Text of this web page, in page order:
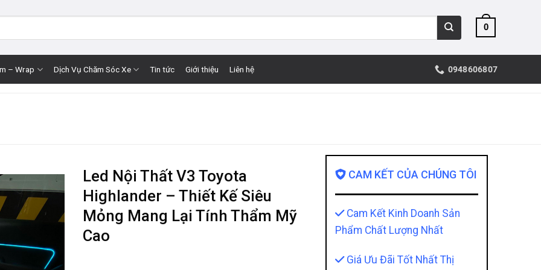
0
– Wrap Dịch Vụ Chăm Sóc Xe Tin tức Giới thiệu Liên hệ 0948606807
Led Nội Thất V3 Toyota
Highlander – Thiết Kế Siêu
Mỏng Mang Lại Tính Thẩm Mỹ
Cao
CAM KẾT CỦA CHÚNG TÔI
Cam Kết Kinh Doanh Sản
Phẩm Chất Lượng Nhất
Giá Ưu Đãi Tốt Nhất Thị